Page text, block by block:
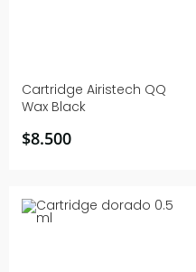
Cartridge Airistech QQ
Wax Black
$8.500